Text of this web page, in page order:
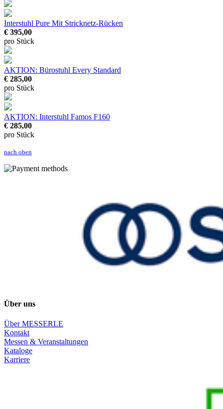
Interstuhl Pure Mit Stricknetz-Rücken
€ 395,00
pro Stück
AKTION: Bürostuhl Every Standard
€ 285,00
pro Stück
AKTION: Interstuhl Famos F160
€ 285,00
pro Stück
nach oben
Über uns
Über MESSERLE
Kontakt
Messen & Veranstaltungen
Kataloge
Karriere